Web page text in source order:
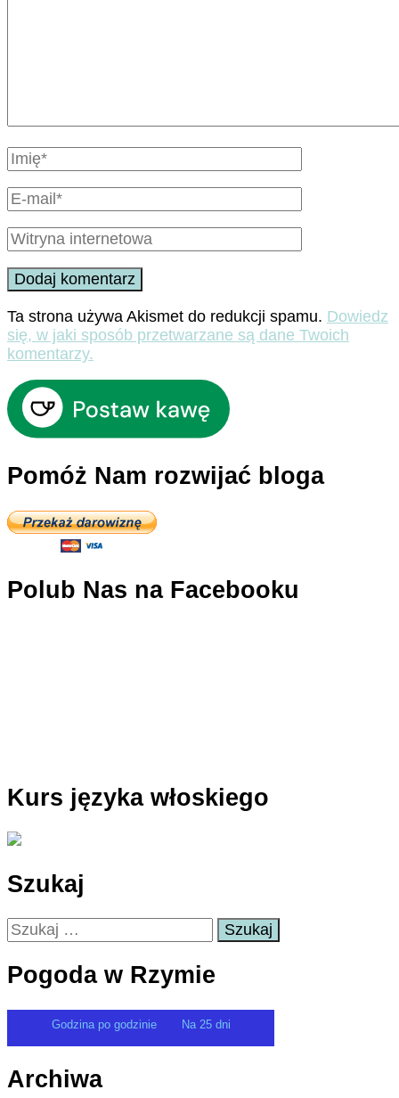
Ta strona używa Akismet do redukcji spamu. Dowiedz
się, w jaki sposób przetwarzane są dane Twoich
komentarzy.
Pomóż Nam rozwijać bloga
Polub Nas na Facebooku
Kurs języka włoskiego
Szukaj
Szukaj:
Pogoda w Rzymie
Godzina po godzinie Na 25 dni
Archiwa